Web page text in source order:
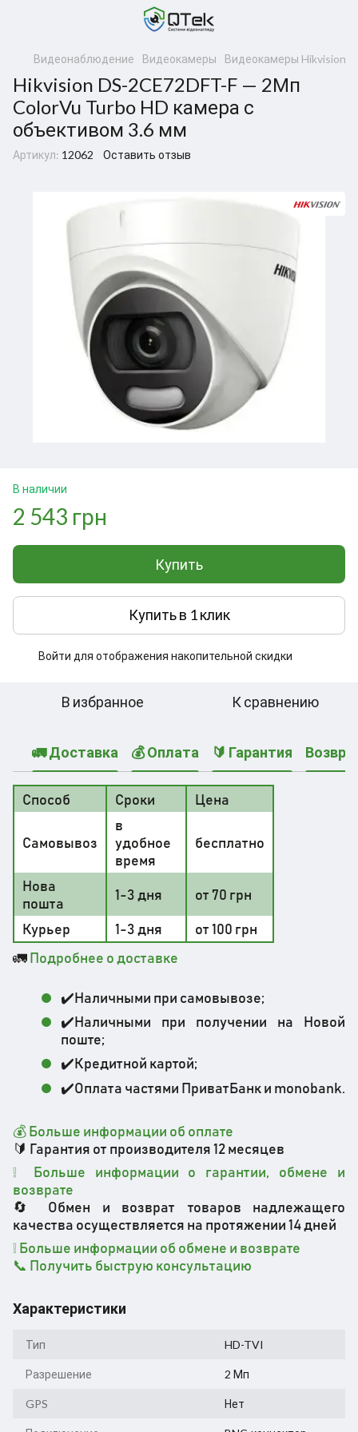
Видеонаблюдение Видеокамеры Видеокамеры Hikvision
Hikvision DS-2CE72DFT-F — 2Мп
ColorVu Turbo HD камера с
объективом 3.6 мм
Артикул: 12062 Оставить отзыв
В наличии
2 543 грн
Купить
Купить в 1 клик
Войти для отображения накопительной скидки
В избранное К сравнению
🚛 Доставка 💰 Оплата 🔰 Гарантия
Способ Сроки Цена
Самовывоз
в
удобное
время
бесплатно
Нова
пошта
1-3 дня
от 70 грн
Курьер
1-3 дня
от 100 грн
🚛Подробнее о доставке
✔️Наличными при самовывозе;
✔️Наличными при получении на Новой
поште;
✔️Кредитной картой;
✔️Оплата частями ПриватБанк и monobank.
💰 Больше информации об оплате
🔰 Гарантия от производителя 12 месяцев
❕ Больше информации о гарантии, обмене и
возврате
🔄 Обмен и возврат товаров надлежащего
качества осуществляется на протяжении 14 дней
❕ Больше информации об обмене и возврате
📞 Получить быструю консультацию
Характеристики
Тип HD-TVI
Разрешение 2 Мп
GPS Нет